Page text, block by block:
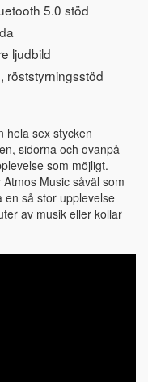
5.0 stöd
ljudbild
röststyrningsstöd
hela sex stycken
sidorna och ovanpå
som möjligt.
Music såväl som
en så stor upplevelse
av musik eller kollar